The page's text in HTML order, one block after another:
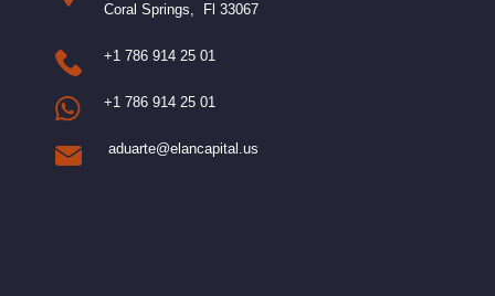
Coral Springs, Fl 33067
+1 786 914 25 01
+1 786 914 25 01
aduarte@elancapital.us